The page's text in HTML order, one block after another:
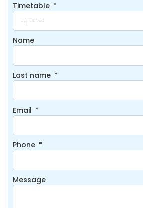
Timetable
Name
Last name
Email
Phone
Message